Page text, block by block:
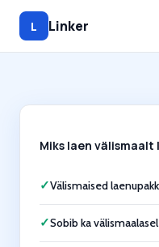
L Linker
Miks laen välismaalt
✓Välismaised
✓Sobib ka